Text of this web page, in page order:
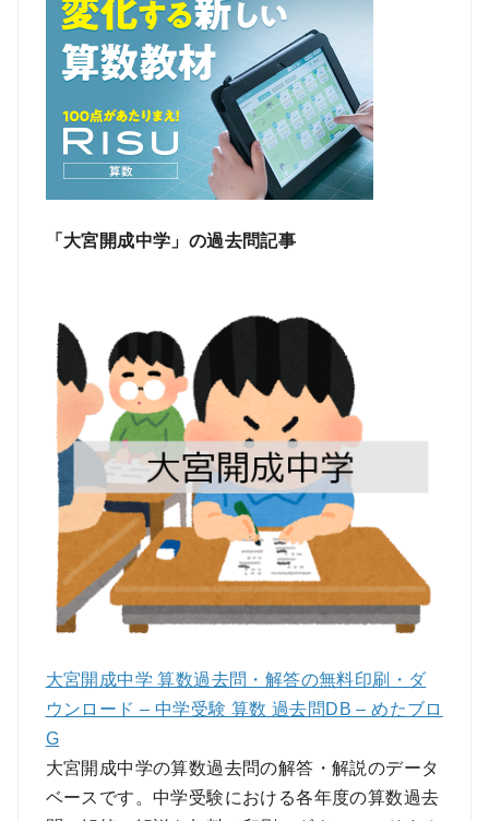
「大宮開成中学」の過去問記事
大宮開成中学 算数過去問・解答の無料印刷・ダ
ウンロード – 中学受験 算数 過去問DB – めたブロ
G
大宮開成中学の算数過去問の解答・解説のデータ
ベースです。中学受験における各年度の算数過去